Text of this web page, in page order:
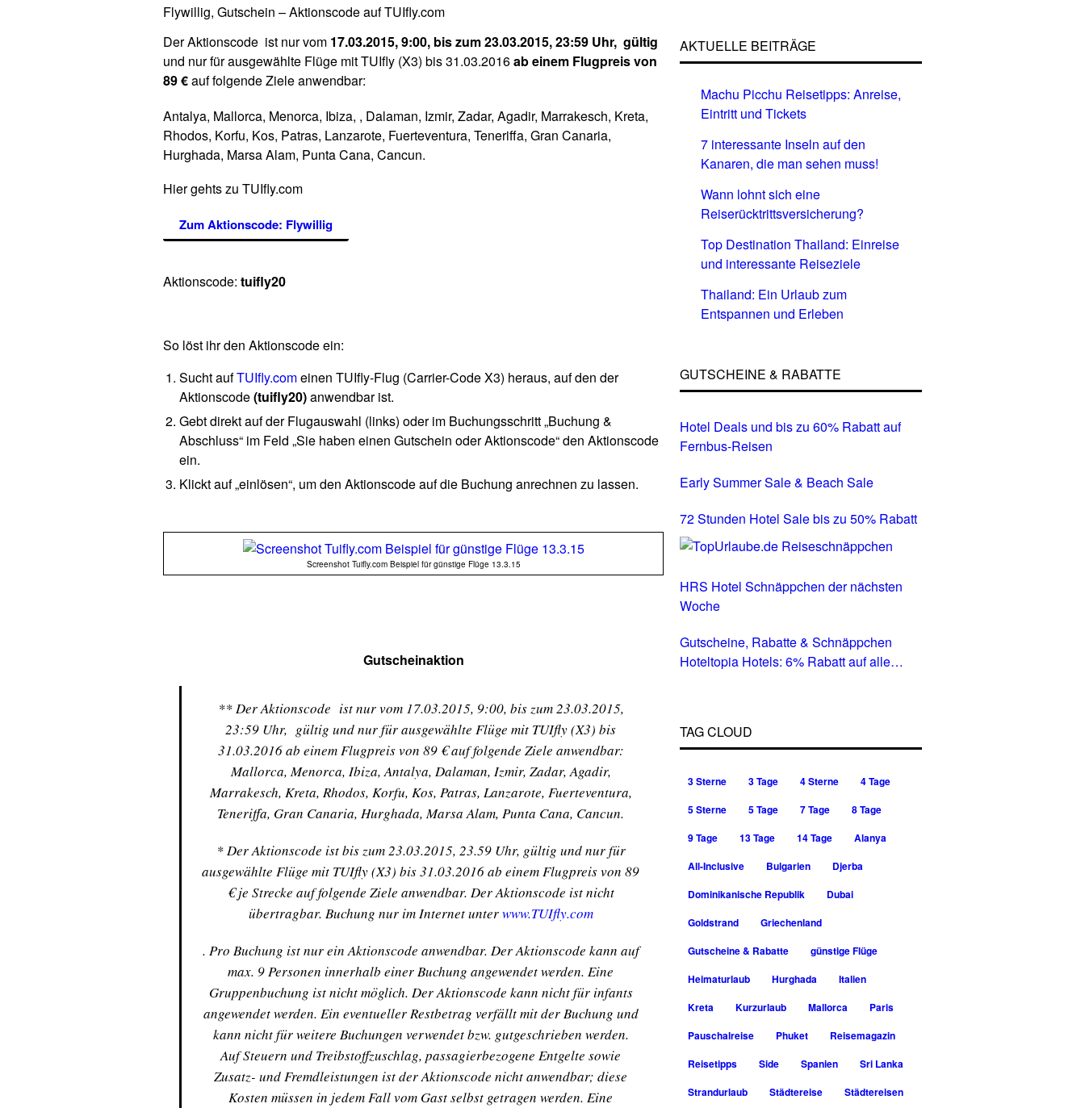
Flywillig, Gutschein – Aktionscode auf TUIfly.com
Der Aktionscode ist nur vom 17.03.2015, 9:00, bis zum 23.03.2015, 23:59 Uhr, gültig
und nur für ausgewählte Flüge mit TUIfly (X3) bis 31.03.2016ab einem Flugpreis von
89 €auf folgende Ziele anwendbar:
Antalya, Mallorca, Menorca, Ibiza, , Dalaman, Izmir, Zadar, Agadir, Marrakesch, Kreta,
Rhodos, Korfu, Kos, Patras, Lanzarote, Fuerteventura, Teneriffa, Gran Canaria,
Hurghada, Marsa Alam, Punta Cana, Cancun.
Hier gehts zu TUIfly.com
Zum Aktionscode: Flywillig
Aktionscode: tuifly20
So löst ihr den Aktionscode ein:
Sucht aufTUIfly.comeinen TUIfly-Flug (Carrier-Code X3) heraus, auf den der
Aktionscode(tuifly20)anwendbar ist.
Gebt direkt auf der Flugauswahl (links) oder im Buchungsschritt „Buchung &
Abschluss“ im Feld „Sie haben einen Gutschein oder Aktionscode“ den Aktionscode
ein.
Klickt auf „einlösen“, um den Aktionscode auf die Buchung anrechnen zu lassen.
Screenshot Tuifly.com Beispiel für günstige Flüge 13.3.15
Gutscheinaktion
** Der Aktionscode ist nur vom 17.03.2015, 9:00, bis zum 23.03.2015,
23:59 Uhr, gültig und nur für ausgewählte Flüge mit TUIfly (X3) bis
31.03.2016 ab einem Flugpreis von 89 € auf folgende Ziele anwendbar:
Mallorca, Menorca, Ibiza, Antalya, Dalaman, Izmir, Zadar, Agadir,
Marrakesch, Kreta, Rhodos, Korfu, Kos, Patras, Lanzarote, Fuerteventura,
Teneriffa, Gran Canaria, Hurghada, Marsa Alam, Punta Cana, Cancun.
* Der Aktionscode ist bis zum 23.03.2015, 23.59 Uhr, gültig und nur für
ausgewählte Flüge mit TUIfly (X3) bis 31.03.2016 ab einem Flugpreis von 89
€ je Strecke auf folgende Ziele anwendbar. Der Aktionscode ist nicht
übertragbar. Buchung nur im Internet unterwww.TUIfly.com
. Pro Buchung ist nur ein Aktionscode anwendbar. Der Aktionscode kann auf
max. 9 Personen innerhalb einer Buchung angewendet werden. Eine
Gruppenbuchung ist nicht möglich. Der Aktionscode kann nicht für infants
angewendet werden. Ein eventueller Restbetrag verfällt mit der Buchung und
kann nicht für weitere Buchungen verwendet bzw. gutgeschrieben werden.
Auf Steuern und Treibstoffzuschlag, passagierbezogene Entgelte sowie
Zusatz- und Fremdleistungen ist der Aktionscode nicht anwendbar; diese
Kosten müssen in jedem Fall vom Gast selbst getragen werden. Eine
AKTUELLE BEITRÄGE
Machu Picchu Reisetipps: Anreise,
Eintritt und Tickets
7 interessante Inseln auf den
Kanaren, die man sehen muss!
Wann lohnt sich eine
Reiserücktrittsversicherung?
Top Destination Thailand: Einreise
und interessante Reiseziele
Thailand: Ein Urlaub zum
Entspannen und Erleben
GUTSCHEINE & RABATTE
Hotel Deals und bis zu 60% Rabatt auf
Fernbus-Reisen
Early Summer Sale & Beach Sale
72 Stunden Hotel Sale bis zu 50% Rabatt
HRS Hotel Schnäppchen der nächsten
Woche
Gutscheine, Rabatte & Schnäppchen
Hoteltopia Hotels: 6% Rabatt auf alle
TAG CLOUD
3 Sterne 3 Tage 4 Sterne
4 Tage
5 Sterne
5 Tage 7 Tage
8 Tage
9 Tage
13 Tage 14 Tage
Alanya
All-Inclusive
Bulgarien
Djerba
Dominikanische Republik
Dubai
Goldstrand
Griechenland
Gutscheine & Rabatte
günstige Flüge
Heimaturlaub
Hurghada
Italien
Kreta
Kurzurlaub Mallorca
Paris
Pauschalreise
Phuket
Reisemagazin
Reisetipps
Side Spanien
Sri Lanka
Strandurlaub
Städtereise
Städtereisen